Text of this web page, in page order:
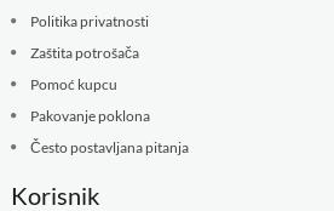
Politika privatnosti
Zaštita potrošača
Pomoć kupcu
Pakovanje poklona
Često postavljana pitanja
Korisnik